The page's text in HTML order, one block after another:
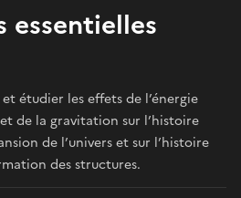
et étudier les effets de l’énergie
de la gravitation sur l’histoire
de l’univers et sur l’histoire
des structures.